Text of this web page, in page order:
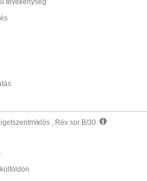
tevékenység
, Rév sor B/30.